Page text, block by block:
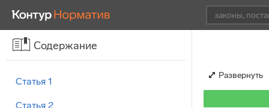
Содержание
Статья 1
Статья 2
Развернуть